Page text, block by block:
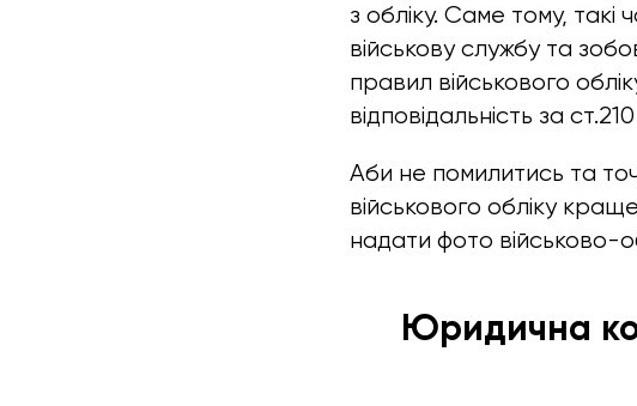
з обліку. Саме тому, такі
військову службу та
правил військового
відповідальність за
Аби не помилитись та
військового обліку
надати фото військово-
Юридична